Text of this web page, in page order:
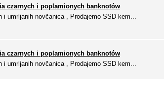
czarnych i poplamionych banknotów
i umrljanih novčanica , Prodajemo SSD kem...
czarnych i poplamionych banknotów
i umrljanih novčanica , Prodajemo SSD kem...